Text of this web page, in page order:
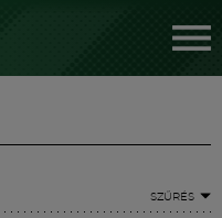
SZŰRÉS